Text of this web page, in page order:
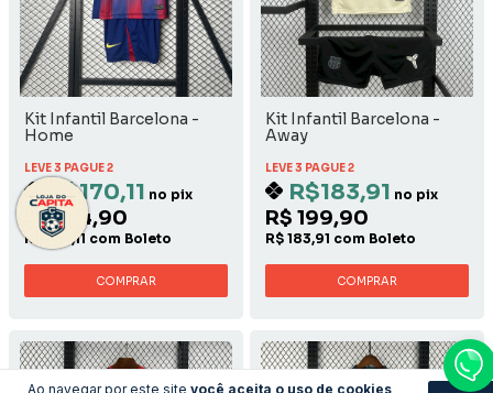
Ao navegar por este site você aceita o uso de cookies
Kit Infantil Barcelona -
Home
LEVE 3 PAGUE 2
R$170,11 no pix
R$ 184,90
R$ 170,11 com Boleto
COMPRAR
Kit Infantil Barcelona -
Away
LEVE 3 PAGUE 2
R$183,91 no pix
R$ 199,90
R$ 183,91 com Boleto
COMPRAR